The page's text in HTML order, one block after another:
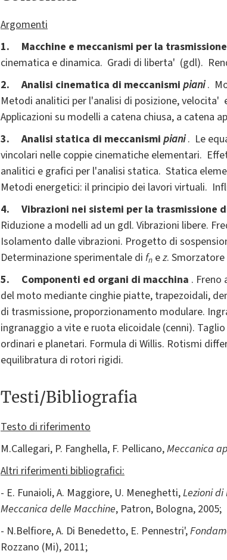
Argomenti
1. Macchine e meccanismi per la
cinematica e dinamica. Gradi di liberta' (gdl).
2. Analisi cinematica di meccanismi piani.
Metodi analitici per l'analisi di posizione,
Applicazioni su modelli a catena chiusa, a catena
3. Analisi statica di meccanismi piani. Le
vincolari nelle coppie cinematiche elementari.
analitici e grafici per l'analisi statica. Statica
Metodi energetici: il principio dei lavori virtuali.
4.
Vibrazioni nei sistemi per la trasmissione
Riduzione a modelli ad un gdl. Vibrazioni libere.
Isolamento dalle vibrazioni. Progetto di
Determinazione sperimentale di fn ez.
5. Componenti ed organi di macchina . Freno
del moto mediante cinghie piatte, trapezoidali,
di trasmissione, proporzionamento modulare.
ingranaggio a vite e ruota elicoidale (cenni).
ordinari e planetari. Formula di Willis. Rotismi
equilibratura di rotori rigidi.
Testi/Bibliografia
Testo di riferimento
M.Callegari, P. Fanghella, F. Pellicano,Meccanica
Altri riferimenti bibliografici:
- E. Funaioli, A. Maggiore, U. Meneghetti,Lezioni
Meccanica delle Macchine, Patron, Bologna, 2005;
- N.Belfiore, A. Di Benedetto, E. Pennestri',
Rozzano (Mi), 2011;